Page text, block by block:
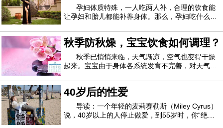
茯苓压碎用棉布袋包起，一起放入锅中备用；鲈鱼
些！孕妇体质特殊，一人吃两人补，合理的饮食能
让孕妇和胎儿都能补养身体。那么，孕妇吃什么能
①大豆每100克大豆中含蛋白质40克，不仅含量
高，而且是适合人体智力活动需要的植物蛋白。因
此，从蛋白质角度看，大豆是高级健脑食品。大
秋季防秋燥，宝宝饮食如何调理？
秋季已悄悄来临，天气渐凉，空气也变得干燥
起来。宝宝由于身体各系统发育不完善，对天气的
避免秋燥呢？秋季适合宝宝吃的蔬菜1、包心菜包
心菜的维生素C的含量是西红柿的3.5倍，钙的含量
是黄瓜的2倍。包心菜还含有较多的微量元素钼
40岁后的性爱
导读：一个年轻的麦莉赛勒斯（Miley Cyrus）
说，40岁以上的人停止做爱，到55岁时，你“绝对